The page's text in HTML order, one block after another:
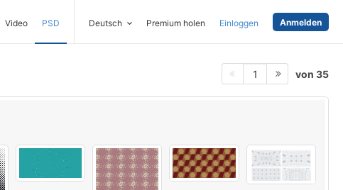
Video PSD Deutsch Premium holen Einloggen Anmelden
1 von 35